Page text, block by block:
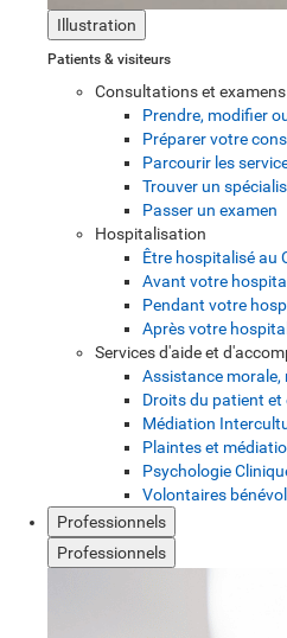
Illustration
Patients & visiteurs
Consultations et examens
Prendre, modifier
Préparer votre
Parcourir les
Trouver un
Passer un examen
Hospitalisation
Être hospitalisé au
Avant votre
Pendant votre
Après votre
Services d'aide et
Assistance morale,
Droits du patient
Médiation
Plaintes et
Psychologie
Volontaires
Professionnels
Professionnels